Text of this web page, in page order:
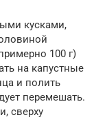
кусками,
100 г)
на капустные
и полить
перемешать.
сверху